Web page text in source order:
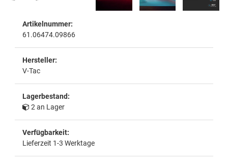
Artikelnummer:
61.06474.09866
Hersteller:
V-Tac
Lagerbestand:
2 an Lager
Verfügbarkeit:
Lieferzeit 1-3 Werktage